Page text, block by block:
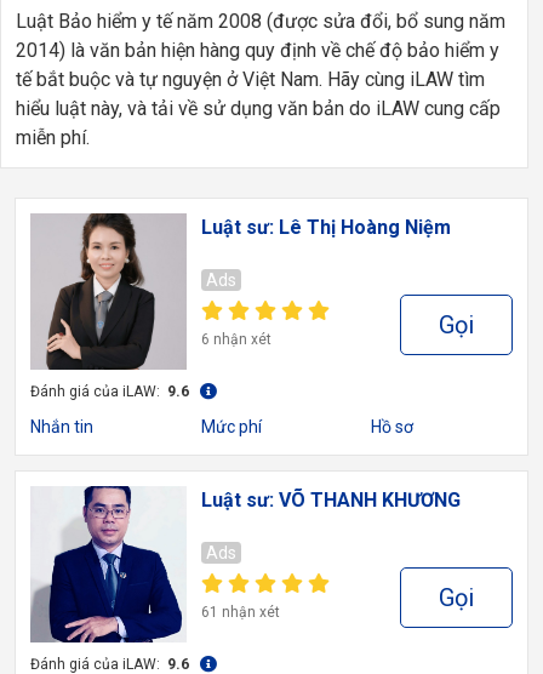
Luật Bảo hiểm y tế năm 2008 (được sửa đổi, bổ sung năm
2014) là văn bản hiện hàng quy định về chế độ bảo hiểm y
tế bắt buộc và tự nguyện ở Việt Nam. Hãy cùng iLAW tìm
hiểu luật này, và tải về sử dụng văn bản do iLAW cung cấp
miễn phí.
Luật sư: Lê Thị Hoàng Niệm
Ads
6 nhận xét Gọi
Đánh giá của iLAW: 9.6
Nhắn tin Mức phí Hồ sơ
Luật sư: VÕ THANH KHƯƠNG
Ads
61 nhận xét Gọi
Đánh giá của iLAW: 9.6